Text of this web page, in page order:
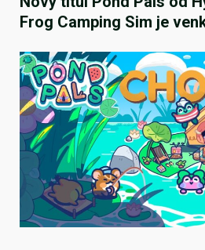
Frog Camping Sim je